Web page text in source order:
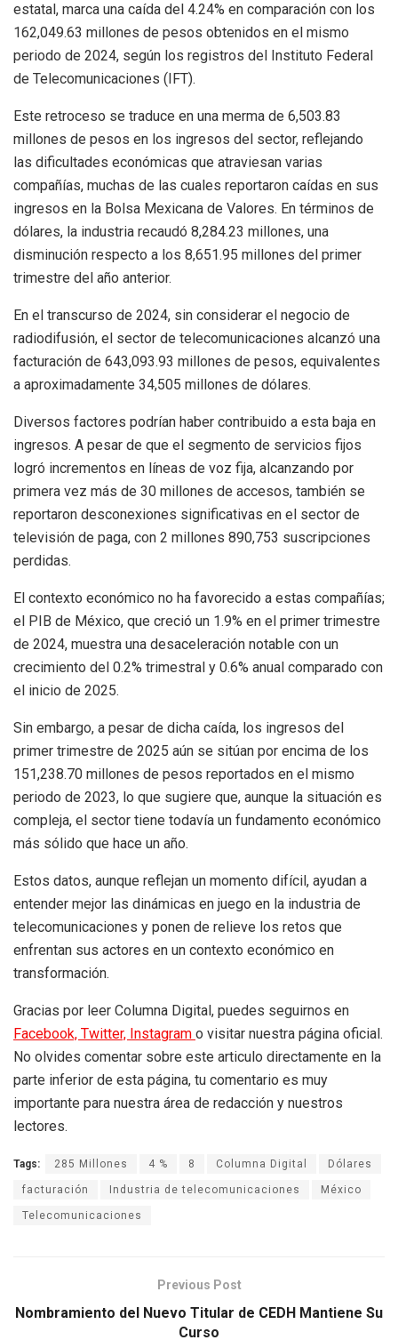
estatal, marca una caída del 4.24% en comparación con los
162,049.63 millones de pesos obtenidos en el mismo
periodo de 2024, según los registros del Instituto Federal
de Telecomunicaciones (IFT).
Este retroceso se traduce en una merma de 6,503.83
millones de pesos en los ingresos del sector, reflejando
las dificultades económicas que atraviesan varias
compañías, muchas de las cuales reportaron caídas en sus
ingresos en la Bolsa Mexicana de Valores. En términos de
dólares, la industria recaudó 8,284.23 millones, una
disminución respecto a los 8,651.95 millones del primer
trimestre del año anterior.
En el transcurso de 2024, sin considerar el negocio de
radiodifusión, el sector de telecomunicaciones alcanzó una
facturación de 643,093.93 millones de pesos, equivalentes
a aproximadamente 34,505 millones de dólares.
Diversos factores podrían haber contribuido a esta baja en
ingresos. A pesar de que el segmento de servicios fijos
logró incrementos en líneas de voz fija, alcanzando por
primera vez más de 30 millones de accesos, también se
reportaron desconexiones significativas en el sector de
televisión de paga, con 2 millones 890,753 suscripciones
perdidas.
El contexto económico no ha favorecido a estas compañías;
el PIB de México, que creció un 1.9% en el primer trimestre
de 2024, muestra una desaceleración notable con un
crecimiento del 0.2% trimestral y 0.6% anual comparado con
el inicio de 2025.
Sin embargo, a pesar de dicha caída, los ingresos del
primer trimestre de 2025 aún se sitúan por encima de los
151,238.70 millones de pesos reportados en el mismo
periodo de 2023, lo que sugiere que, aunque la situación es
compleja, el sector tiene todavía un fundamento económico
más sólido que hace un año.
Estos datos, aunque reflejan un momento difícil, ayudan a
entender mejor las dinámicas en juego en la industria de
telecomunicaciones y ponen de relieve los retos que
enfrentan sus actores en un contexto económico en
transformación.
Gracias por leer Columna Digital, puedes seguirnos en
Facebook, Twitter, Instagram o visitar nuestra página oficial.
No olvides comentar sobre este articulo directamente en la
parte inferior de esta página, tu comentario es muy
importante para nuestra área de redacción y nuestros
lectores.
Tags: 285 Millones 4 % 8 Columna Digital Dólares
facturación Industria de telecomunicaciones México
Telecomunicaciones
Previous Post
Nombramiento del Nuevo Titular de CEDH Mantiene Su
Curso